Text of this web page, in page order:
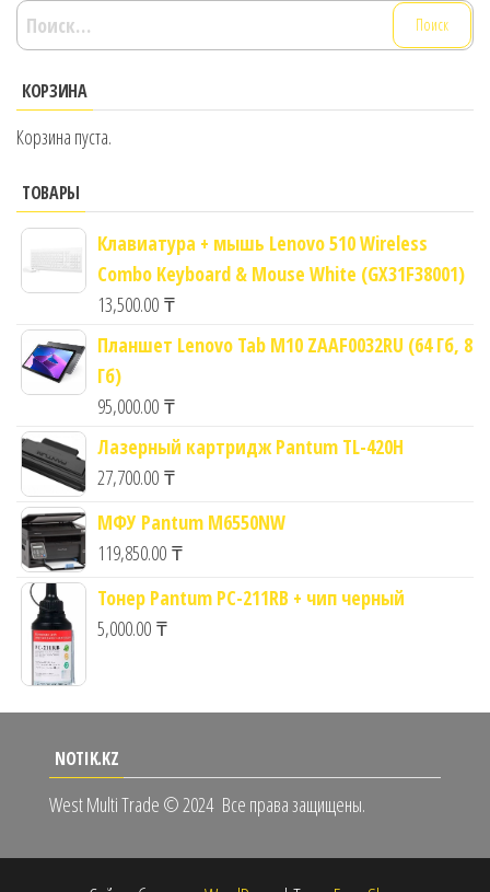
Найти:
КОРЗИНА
Корзина пуста.
ТОВАРЫ
Клавиатура + мышь Lenovo 510 Wireless
Combo Keyboard & Mouse White (GX31F38001)
13,500.00 ₸
Планшет Lenovo Tab M10 ZAAF0032RU (64 Гб, 8
Гб)
95,000.00 ₸
Лазерный картридж Pantum TL-420H
27,700.00 ₸
МФУ Pantum M6550NW
119,850.00 ₸
Тонер Pantum PC-211RB + чип черный
5,000.00 ₸
NOTIK.KZ
West Multi Trade © 2024 Все права защищены.